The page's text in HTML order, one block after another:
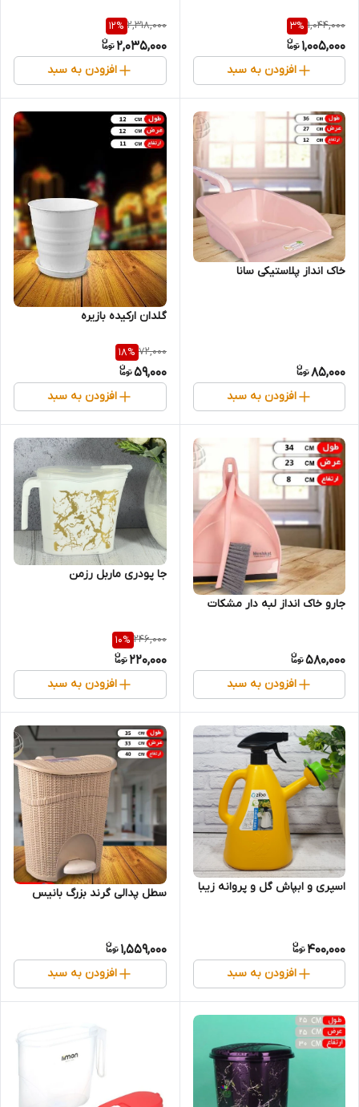
1,044,000
3%
1,005,000
افزودن به سبد
2,318,000
12%
2,035,000
افزودن به سبد
خاک انداز پلاستیکی سانا
85,000
افزودن به سبد
گلدان ارکیده بازیره
72,000
18%
59,000
افزودن به سبد
جارو خاک انداز لبه دار مشکات
580,000
افزودن به سبد
جا پودری ماربل رزمن
246,000
10%
220,000
افزودن به سبد
اسپری و ابپاش گل و پروانه زیبا
400,000
افزودن به سبد
سطل پدالی گرند بزرگ بانیس
1,559,000
افزودن به سبد